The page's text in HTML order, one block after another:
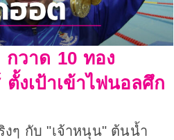
วาด 10 ทอง
งเป้าเข้าไฟนอลศึก
งๆ กับ "เจ้าหนุน" ต้นน้ำ